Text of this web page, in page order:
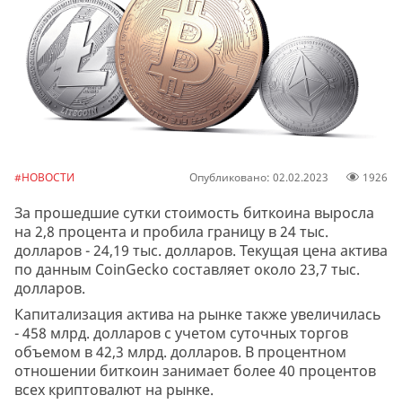
#НОВОСТИ Опубликовано: 02.02.2023 1926
За прошедшие сутки стоимость биткоина выросла
на 2,8 процента и пробила границу в 24 тыс.
долларов - 24,19 тыс. долларов. Текущая цена актива
по данным CoinGecko составляет около 23,7 тыс.
долларов.
Капитализация актива на рынке также увеличилась
- 458 млрд. долларов с учетом суточных торгов
объемом в 42,3 млрд. долларов. В процентном
отношении биткоин занимает более 40 процентов
всех криптовалют на рынке.